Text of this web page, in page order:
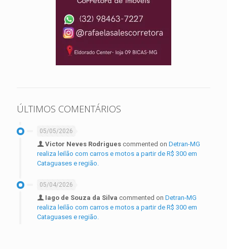
ÚLTIMOS COMENTÁRIOS
05/05/2026
Victor Neves Rodrigues commented on Detran-MG
realiza leilão com carros e motos a partir de R$ 300 em
Cataguases e região.
05/04/2026
Iago de Souza da Silva commented on Detran-MG
realiza leilão com carros e motos a partir de R$ 300 em
Cataguases e região.